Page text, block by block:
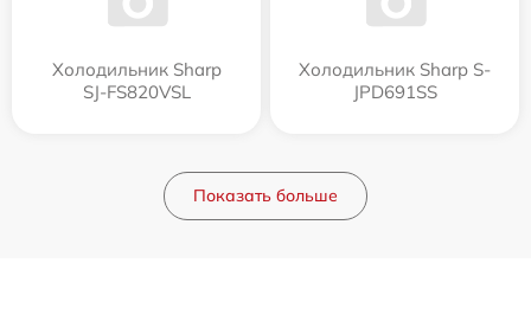
Холодильник Sharp
SJ-FS820VSL
Холодильник Sharp S-
JPD691SS
Показать больше